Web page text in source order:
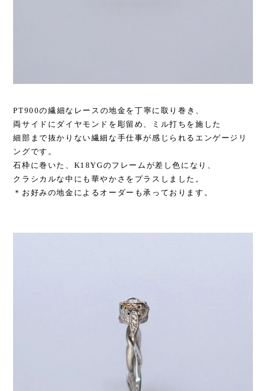
PT900の繊細なレースの地金を丁寧に取り巻き、
両サイドにダイヤモンドを彫留め、ミル打ちを施した
細部まで抜かりない繊細な手仕事が感じられるエンゲージリ
ングです。
石枠に巻いた、K18YGのフレームが差し色になり、
クラシカルな中にも華やかさをプラスしました。
＊お好みの地金によるオーダーも承っております。